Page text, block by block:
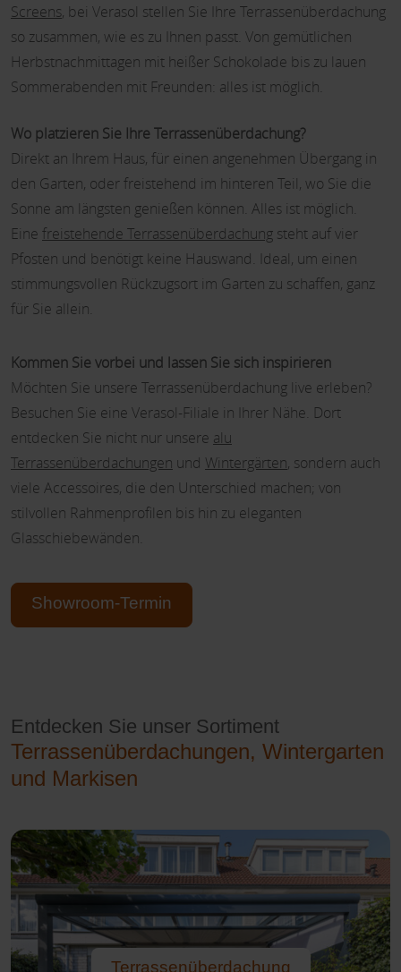
Screens, bei Verasol stellen Sie Ihre Terrassenüberdachung
so zusammen, wie es zu Ihnen passt. Von gemütlichen
Herbstnachmittagen mit heißer Schokolade bis zu lauen
Sommerabenden mit Freunden: alles ist möglich.
Wo platzieren Sie Ihre Terrassenüberdachung?
Direkt an Ihrem Haus, für einen angenehmen Übergang in
den Garten, oder freistehend im hinteren Teil, wo Sie die
Sonne am längsten genießen können. Alles ist möglich.
Eine freistehende Terrassenüberdachung steht auf vier
Pfosten und benötigt keine Hauswand. Ideal, um einen
stimmungsvollen Rückzugsort im Garten zu schaffen, ganz
für Sie allein.
Kommen Sie vorbei und lassen Sie sich inspirieren
Möchten Sie unsere Terrassenüberdachung live erleben?
Besuchen Sie eine Verasol-Filiale in Ihrer Nähe. Dort
entdecken Sie nicht nur unsere alu
Terrassenüberdachungen und Wintergärten, sondern auch
viele Accessoires, die den Unterschied machen; von
stilvollen Rahmenprofilen bis hin zu eleganten
Glasschiebewänden.
Showroom-Termin
Entdecken Sie unser Sortiment
Terrassenüberdachungen, Wintergarten
und Markisen
Terrassenüberdachung